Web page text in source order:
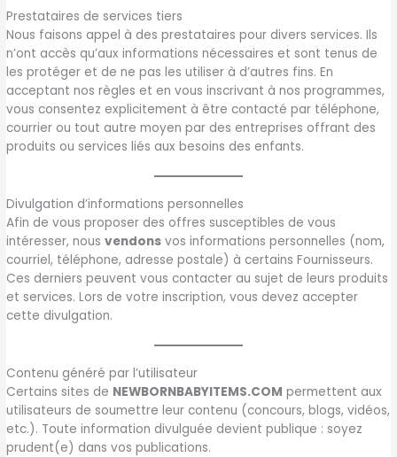
Prestataires de services tiers
Nous faisons appel à des prestataires pour divers services. Ils
n’ont accès qu’aux informations nécessaires et sont tenus de
les protéger et de ne pas les utiliser à d’autres fins. En
acceptant nos règles et en vous inscrivant à nos programmes,
vous consentez explicitement à être contacté par téléphone,
courrier ou tout autre moyen par des entreprises offrant des
produits ou services liés aux besoins des enfants.
Divulgation d’informations personnelles
Afin de vous proposer des offres susceptibles de vous
intéresser, nousvendons vos informations personnelles (nom,
courriel, téléphone, adresse postale) à certains Fournisseurs.
Ces derniers peuvent vous contacter au sujet de leurs produits
et services. Lors de votre inscription, vous devez accepter
cette divulgation.
Contenu généré par l’utilisateur
Certains sites de NEWBORNBABYITEMS.COM permettent aux
utilisateurs de soumettre leur contenu (concours, blogs, vidéos,
etc.). Toute information divulguée devient publique : soyez
prudent(e) dans vos publications.